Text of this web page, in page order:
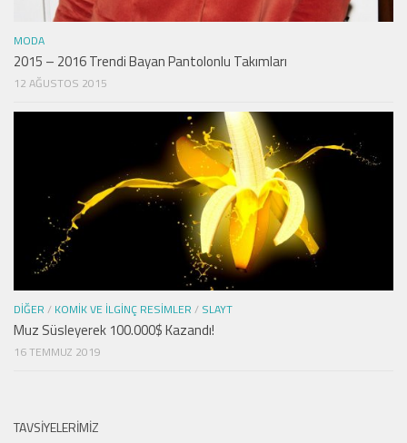
MODA
2015 – 2016 Trendi Bayan Pantolonlu Takımları
12 AĞUSTOS 2015
DIĞER / KOMIK VE İLGINÇ RESIMLER / SLAYT
Muz Süsleyerek 100.000$ Kazandı!
16 TEMMUZ 2019
TAVSIYELERIMIZ